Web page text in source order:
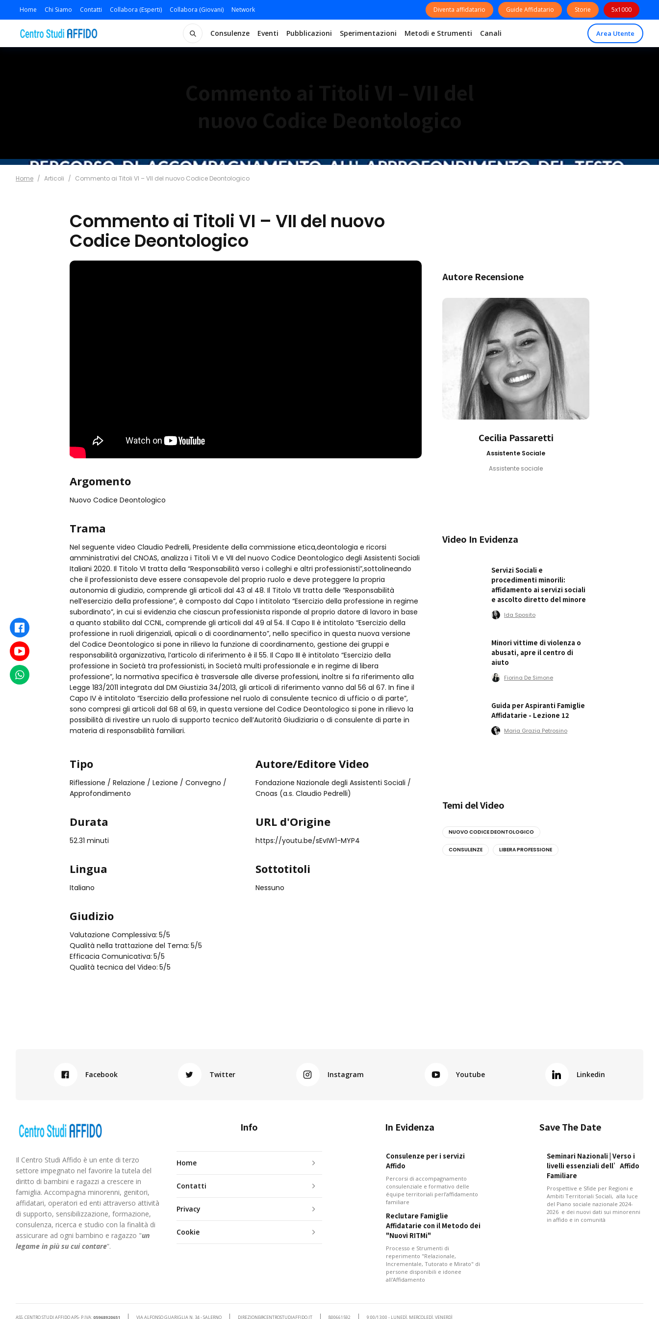
Home Chi Siamo Contatti Collabora (Esperti) Collabora (Giovani) Network Diventa affidatario Guide Affidatario Storie 5x1000
Consulenze Eventi Pubblicazioni Sperimentazioni Metodi e Strumenti Canali Area Utente
Home / Articoli / Commento ai Titoli VI – VII del nuovo Codice Deontologico
Commento ai Titoli VI – VII del nuovo
Codice Deontologico
Argomento
Nuovo Codice Deontologico
Trama
Nel seguente video Claudio Pedrelli, Presidente della commissione etica,deontologia e ricorsi
amministrativi del CNOAS, analizza i Titoli VI e VII del nuovo Codice Deontologico degli Assistenti Sociali
Italiani 2020. Il Titolo VI tratta della “Responsabilità verso i colleghi e altri professionisti”,sottolineando
che il professionista deve essere consapevole del proprio ruolo e deve proteggere la propria
autonomia di giudizio, comprende gli articoli dal 43 al 48. Il Titolo VII tratta delle “Responsabilità
nell’esercizio della professione”, è composto dal Capo I intitolato “Esercizio della professione in regime
subordinato”, in cui si evidenzia che ciascun professionista risponde al proprio datore di lavoro in base
a quanto stabilito dal CCNL, comprende gli articoli dal 49 al 54. Il Capo II è intitolato “Esercizio della
professione in ruoli dirigenziali, apicali o di coordinamento”, nello specifico in questa nuova versione
del Codice Deontologico si pone in rilievo la funzione di coordinamento, gestione dei gruppi e
responsabilità organizzativa, l’articolo di riferimento è il 55. Il Capo III è intitolato “Esercizio della
professione in Società tra professionisti, in Società multi professionale e in regime di libera
professione”, la normativa specifica è trasversale alle diverse professioni, inoltre si fa riferimento alla
Legge 183/2011 integrata dal DM Giustizia 34/2013, gli articoli di riferimento vanno dal 56 al 67. In fine il
Capo IV è intitolato “Esercizio della professione nel ruolo di consulente tecnico di ufficio o di parte”,
sono compresi gli articoli dal 68 al 69, in questa versione del Codice Deontologico si pone in rilievo la
possibilità di rivestire un ruolo di supporto tecnico dell’Autorità Giudiziaria o di consulente di parte in
materia di responsabilità familiari.
Tipo
Riflessione / Relazione / Lezione / Convegno /
Approfondimento
Autore/Editore Video
Fondazione Nazionale degli Assistenti Sociali /
Cnoas (a.s. Claudio Pedrelli)
Durata
52.31 minuti
URL d'Origine
https://youtu.be/sEvIW1-MYP4
Lingua
Italiano
Sottotitoli
Nessuno
Giudizio
Valutazione Complessiva: 5/5
Qualità nella trattazione del Tema: 5/5
Efficacia Comunicativa: 5/5
Qualità tecnica del Video: 5/5
Autore Recensione
Cecilia Passaretti
Assistente Sociale
Assistente sociale
Video In Evidenza
Servizi Sociali e
procedimenti minorili:
affidamento ai servizi sociali
e ascolto diretto del minore
Ida Sposito
Minori vittime di violenza o
abusati, apre il centro di
aiuto
Fiorina De Simone
Guida per Aspiranti Famiglie
Affidatarie - Lezione 12
Maria Grazia Petrosino
Temi del Video
NUOVO CODICE DEONTOLOGICO
CONSULENZE LIBERA PROFESSIONE
Facebook Twitter Instagram Youtube Linkedin
Il Centro Studi Affido è un ente di terzo
settore impegnato nel favorire la tutela del
diritto di bambini e ragazzi a crescere in
famiglia. Accompagna minorenni, genitori,
affidatari, operatori ed enti attraverso attività
di supporto, sensibilizzazione, formazione,
consulenza, ricerca e studio con la finalità di
assicurare ad ogni bambino e ragazzo "un
legame in più su cui contare”.
Info
Home
Contatti
Privacy
Cookie
In Evidenza
Consulenze per i servizi
Affido
Percorsi di accompagnamento
consulenziale e formativo delle
équipe territoriali perl’affidamento
familiare
Reclutare Famiglie
Affidatarie con il Metodo dei
"Nuovi RITMi"
Processo e Strumenti di
reperimento "Relazionale,
Incrementale, Tutorato e Mirato" di
persone disponibili e idonee
all'Affidamento
Save The Date
Seminari Nazionali | Verso i
livelli essenziali dell’Affido
Familiare
Prospettive e Sfide per Regioni e
Ambiti Territoriali Sociali, alla luce
del Piano sociale nazionale 2024-
2026 e dei nuovi dati sui minorenni
in affido e in comunità
ASS. CENTRO STUDI AFFIDO APS- P.IVA:05968920651 VIA ALFONSO GUARIGLIA N. 34 - SALERNO DIREZIONE@CENTROSTUDIAFFIDO.IT 800661592 9:00/13:00 - LUNEDÌ, MERCOLEDÌ, VENERDÌ